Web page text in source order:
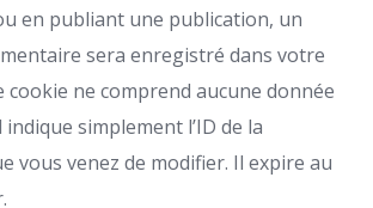
en publiant une publication, un
sera enregistré dans votre
cookie ne comprend aucune donnée
simplement l’ID de la
vous venez de modifier. Il expire au